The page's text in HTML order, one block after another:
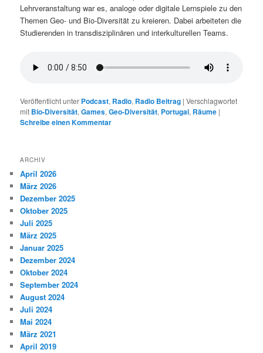
Lehrveranstaltung war es, analoge oder digitale Lernspiele zu den
Themen Geo- und Bio-Diversität zu kreieren. Dabei arbeiteten die
Studierenden in transdisziplinären und interkulturellen Teams.
Veröffentlicht unter Podcast, Radio, Radio Beitrag |Verschlagwortet
mit Bio-Diversität,Games,Geo-Diversität, Portugal, Räume |
Schreibe einen Kommentar
ARCHIV
April 2026
März 2026
Dezember 2025
Oktober 2025
Juli 2025
März 2025
Januar 2025
Dezember 2024
Oktober 2024
September 2024
August 2024
Juli 2024
Mai 2024
März 2021
April 2019